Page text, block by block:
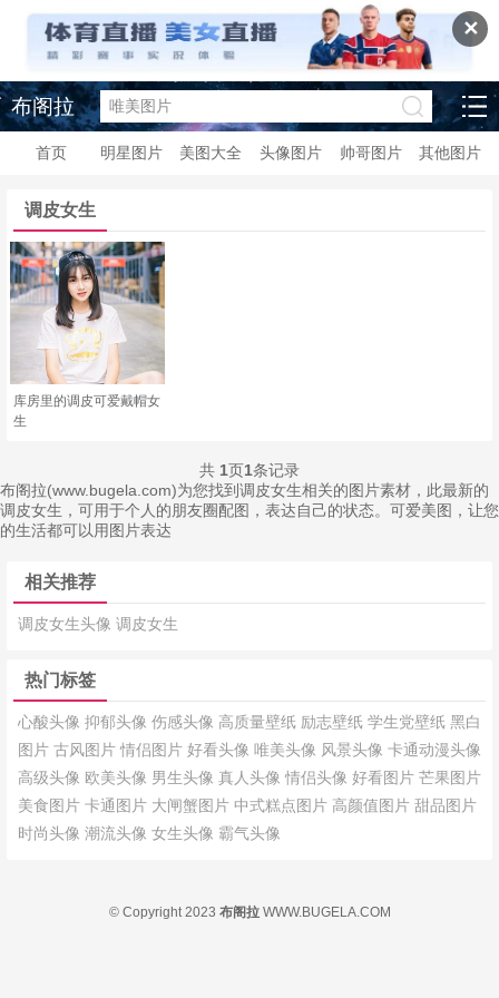
✕
布阁拉
首页 明星图片 美图大全 头像图片 帅哥图片 其他图片
调皮女生
库房里的调皮可爱戴帽女
生
共 1页1条记录
布阁拉(www.bugela.com)为您找到调皮女生相关的图片素材，此最新的
调皮女生，可用于个人的朋友圈配图，表达自己的状态。可爱美图，让您
的生活都可以用图片表达
相关推荐
调皮女生头像 调皮女生
热门标签
心酸头像 抑郁头像 伤感头像 高质量壁纸 励志壁纸 学生党壁纸 黑白
图片 古风图片 情侣图片 好看头像 唯美头像 风景头像 卡通动漫头像
高级头像 欧美头像 男生头像 真人头像 情侣头像 好看图片 芒果图片
美食图片 卡通图片 大闸蟹图片 中式糕点图片 高颜值图片 甜品图片
时尚头像 潮流头像 女生头像 霸气头像
© Copyright 2023 布阁拉WWW.BUGELA.COM